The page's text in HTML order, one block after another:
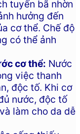
tuyến bã nhờn
hưởng đến
cơ thể. Chế độ
có thể ảnh
cơ thể: Nước
việc thanh
độc tố. Khi cơ
nước, độc tố
làm cho da dễ